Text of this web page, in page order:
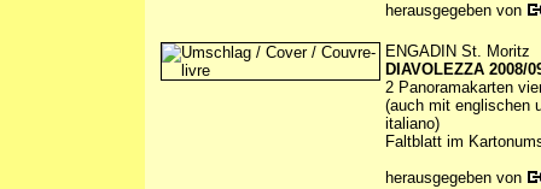
herausgegeben von
ENGADIN St. Moritz
DIAVOLEZZA 2008/
2 Panoramakarten
(auch mit englischen
italiano)
Faltblatt im
herausgegeben von